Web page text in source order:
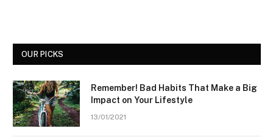
OUR PICKS
Remember! Bad Habits That Make a Big
Impact on Your Lifestyle
13/01/2021